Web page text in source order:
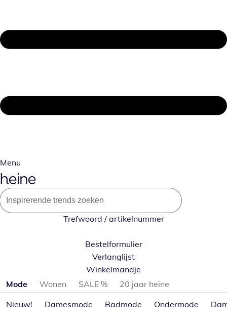
Menu
Trefwoord / artikelnummer
Bestelformulier
Verlanglijst
Winkelmandje
Productcategorieën overslaan
Mode Wonen SALE %
20 jaar heine
Nieuw!
Damesmode Badmode Ondermode